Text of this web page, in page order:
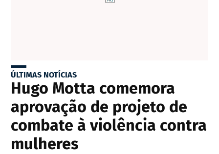
ÚLTIMAS NOTÍCIAS
Hugo Motta comemora
aprovação de projeto de
combate à violência contra
mulheres